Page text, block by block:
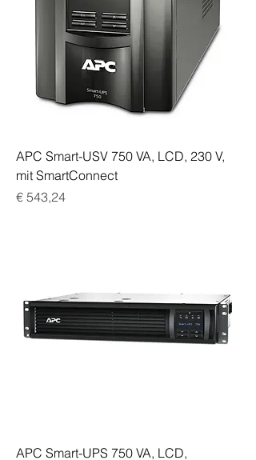
APC Smart-USV 750 VA, LCD, 230 V,
mit SmartConnect
Preis
€ 543,24
APC Smart-UPS 750 VA, LCD,